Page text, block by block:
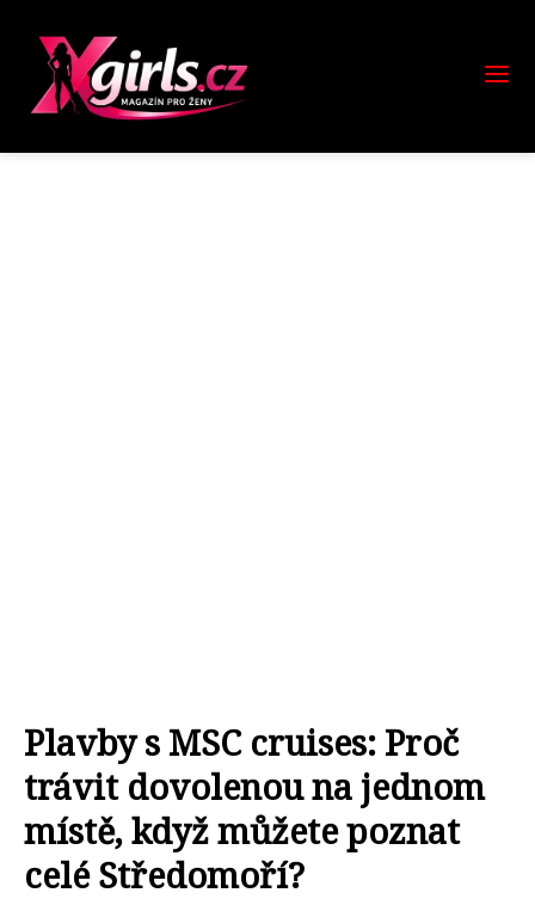
Plavby s MSC cruises: Proč
trávit dovolenou na jednom
místě, když můžete poznat
celé Středomoří?